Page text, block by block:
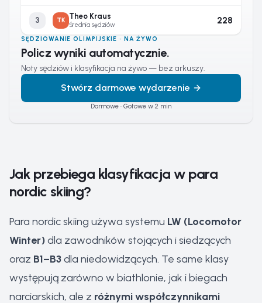
3 TK Theo Kraus
Średnia sędziów 228
SĘDZIOWANIE OLIMPIJSKIE · NA ŻYWO
Policz wyniki automatycznie.
Noty sędziów i klasyfikacja na żywo — bez arkuszy.
Stwórz darmowe wydarzenie
Darmowe · Gotowe w 2 min
Jak przebiega klasyfikacja w para
nordic skiing?
Para nordic skiing używa systemu LW (Locomotor
Winter)dla zawodników stojących i siedzących
oraz B1–B3dla niedowidzących. Te same klasy
występują zarówno w biathlonie, jak i biegach
narciarskich, ale z różnymi współczynnikami